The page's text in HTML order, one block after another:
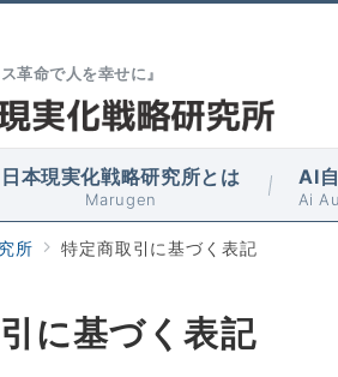
革命で人を幸せに』
日本現実化戦略研究所とは
Marugen
AI
Ai
所 特定商取引に基づく表記
に基づく表記